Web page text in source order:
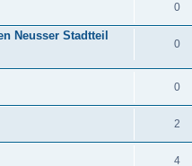
0
Neusser Stadtteil
0
0
2
4